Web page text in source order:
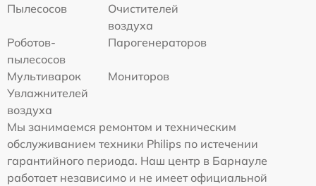
Пылесосов
Очистителей
воздуха
Роботов-
пылесосов
Парогенераторов
Мультиварок
Мониторов
Увлажнителей
воздуха
Мы занимаемся ремонтом и техническим
обслуживанием техники Philips по истечении
гарантийного периода. Наш центр в Барнауле
работает независимо и не имеет официальной